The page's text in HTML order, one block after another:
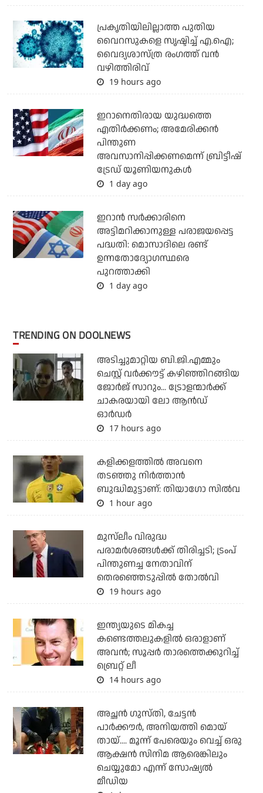
പ്രകൃതിയിലില്ലാത്ത പുതിയ
വൈറസുകളെ സൃഷ്ടിച്ച് എ.ഐ;
വൈദ്യശാസ്ത്ര രംഗത്ത് വന്‍
വഴിത്തിരിവ്
19 hours ago
ഇറാനെതിരായ യുദ്ധത്തെ
എതിര്‍ക്കണം; അമേരിക്കന്‍
പിന്തുണ
അവസാനിപ്പിക്കണമെന്ന് ബ്രിട്ടീഷ്
ട്രേഡ് യൂണിയനുകള്‍
1 day ago
ഇറാന്‍ സര്‍ക്കാരിനെ
അട്ടിമറിക്കാനുള്ള പരാജയപ്പെട്ട
പദ്ധതി: മൊസാദിലെ രണ്ട്
ഉന്നതോദ്യോഗസ്ഥരെ
പുറത്താക്കി
1 day ago
TRENDING ON DOOLNEWS
അടിച്ചുമാറ്റിയ ബി.ജി.എമ്മും
ചെസ്റ്റ് വര്‍ക്കൗട്ട് കഴിഞ്ഞിറങ്ങിയ
ജോര്‍ജ് സാറും... ട്രോളന്മാര്‍ക്ക്
ചാകരയായി ലോ ആന്‍ഡ്
ഓര്‍ഡര്‍
17 hours ago
കളിക്കളത്തില്‍ അവനെ
തടഞ്ഞു നിര്‍ത്താന്‍
ബുദ്ധിമുട്ടാണ്: തിയാഗോ സില്‍വ
1 hour ago
മുസ്‌ലീം വിരുദ്ധ
പരാമര്‍ശങ്ങള്‍ക്ക് തിരിച്ചടി; ട്രംപ്
പിന്തുണച്ച നേതാവിന്
തെരഞ്ഞെടുപ്പില്‍ തോല്‍വി
19 hours ago
ഇന്ത്യയുടെ മികച്ച
കണ്ടെത്തലുകളില്‍ ഒരാളാണ്
അവന്‍; സൂപ്പര്‍ താരത്തെക്കുറിച്ച്
ബ്രെറ്റ് ലീ
14 hours ago
അച്ഛന്‍ ഗുസ്തി, ചേട്ടന്‍
പാര്‍ക്കൗര്‍, അനിയത്തി മൊയ്
തായ്.... മൂന്ന് പേരെയും വെച്ച് ഒരു
ആക്ഷന്‍ സിനിമ ആരെങ്കിലും
ചെയ്യുമോ എന്ന് സോഷ്യല്‍
മീഡിയ